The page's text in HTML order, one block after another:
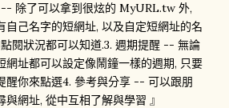
-- 除了可以拿到很炫的 MyURL.tw 外,
自己名字的短網址, 以及自定短網址的名
閱狀況都可以知道.3. 週期提醒 -- 無論
網址都可以設定像鬧鐘一樣的週期, 只要
醒你來點選4. 參考與分享 -- 可以跟朋
與網址, 從中互相了解與學習 』